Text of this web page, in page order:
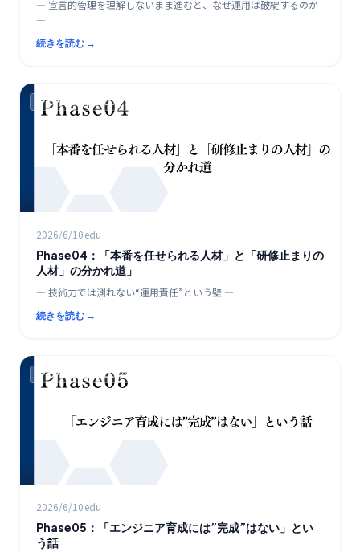
― 宣言的管理を理解しないまま進むと、なぜ運用は破綻するのか
―
続きを読む →
クラウド時代のエンジニア教育ロードマップ
2026/6/10edu
Phase04：「本番を任せられる人材」と「研修止まりの
人材」の分かれ道」
― 技術力では測れない“運用責任”という壁 ―
続きを読む →
クラウド時代のエンジニア教育ロードマップ
2026/6/10edu
Phase05：「エンジニア育成には”完成”はない」とい
う話